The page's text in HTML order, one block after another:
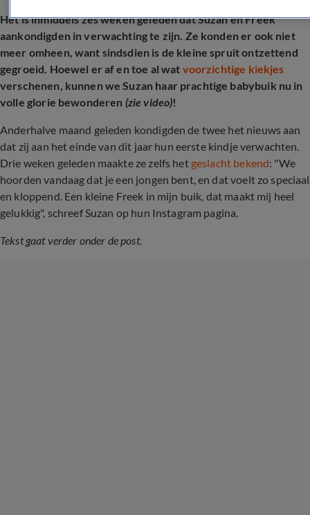
Het is inmiddels zes weken geleden dat Suzan en Freek
aankondigden in verwachting te zijn. Ze konden er ook niet
meer omheen, want sindsdien is de kleine spruit ontzettend
gegroeid. Hoewel er af en toe al wat voorzichtige kiekjes
verschenen, kunnen we Suzan haar prachtige babybuik nu in
volle glorie bewonderen (zie video)!
Anderhalve maand geleden kondigden de twee het nieuws aan
dat zij aan het einde van dit jaar hun eerste kindje verwachten.
Drie weken geleden maakte ze zelfs hetgeslacht bekend: "We
hoorden vandaag dat je een jongen bent, en dat voelt zo speciaal
en kloppend. Een kleine Freek in mijn buik, dat maakt mij heel
gelukkig", schreef Suzan op hun Instagram pagina.
Tekst gaat verder onder de post.